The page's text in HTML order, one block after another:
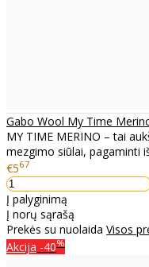
Gabo Wool My Time
MY TIME MERINO – tai
mezgimo siūlai, pagaminti
€567
Į palyginimą
Į norų sąrašą
Prekės su nuolaida Visos
Akcija -40%